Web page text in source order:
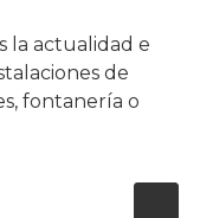
la actualidad e
de
fontanería o